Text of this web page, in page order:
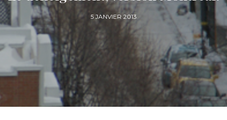
5 JANVIER 2013